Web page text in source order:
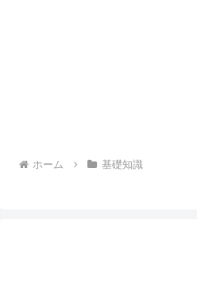
ホーム 基礎知識